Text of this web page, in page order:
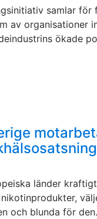
samlar för
av organisationer
ökade
länder
och blunda för